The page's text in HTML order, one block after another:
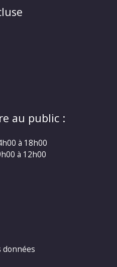
au public :
à 18h00
à 12h00
données